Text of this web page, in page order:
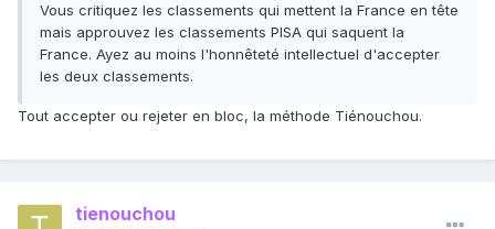
Vous critiquez les classements qui mettent la France en tête
mais approuvez les classements PISA qui saquent la
France. Ayez au moins l'honnêteté intellectuel d'accepter
les deux classements.
Tout accepter ou rejeter en bloc, la méthode Tiénouchou.
tienouchou